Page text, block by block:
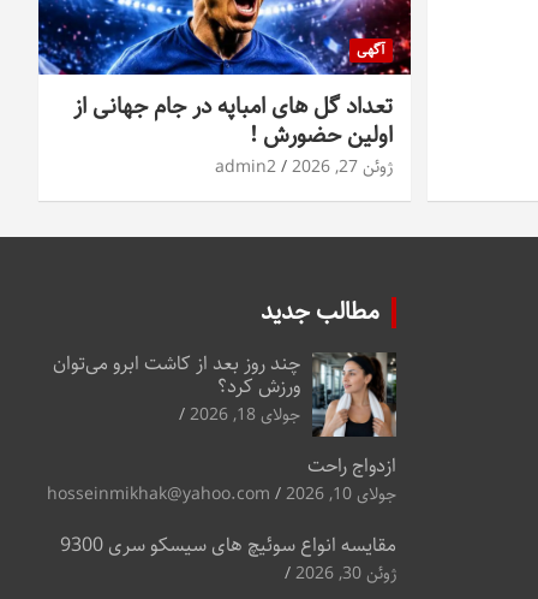
آگهی
تعداد گل های امباپه در جام جهانی از
اولین حضورش !
ژوئن 27, 2026 admin2
مطالب جدید
چند روز بعد از کاشت ابرو می‌توان
ورزش کرد؟
جولای 18, 2026
ازدواج راحت
جولای 10, 2026 hosseinmikhak@yahoo.com
مقایسه انواع سوئیچ های سیسکو سری 9300
ژوئن 30, 2026